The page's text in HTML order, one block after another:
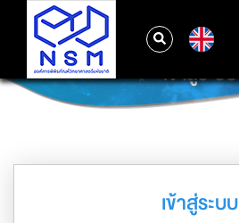
เข้าสู่ระบบ
เข้าสู่ระบบ